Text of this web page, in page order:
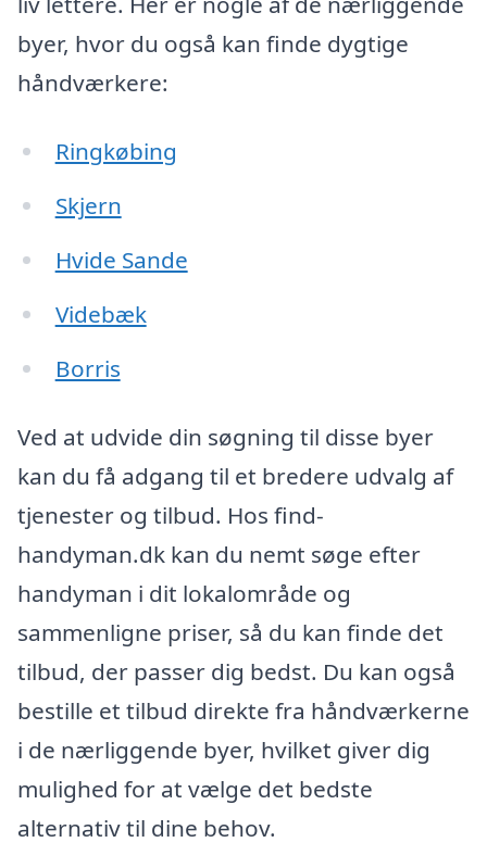
byer, hvor du også kan finde dygtige
håndværkere:
Ringkøbing
Skjern
Hvide Sande
Videbæk
Borris
Ved at udvide din søgning til disse byer
kan du få adgang til et bredere udvalg af
tjenester og tilbud. Hos find-
handyman.dk kan du nemt søge efter
handyman i dit lokalområde og
sammenligne priser, så du kan finde det
tilbud, der passer dig bedst. Du kan også
bestille et tilbud direkte fra håndværkerne
i de nærliggende byer, hvilket giver dig
mulighed for at vælge det bedste
alternativ til dine behov.